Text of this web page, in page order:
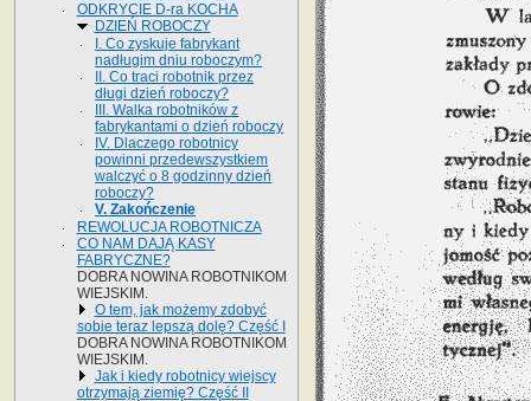
ODKRYCIE D-ra KOCHA
DZIEŃ ROBOCZY
I. Co zyskuje fabrykant
nadługim dniu roboczym?
II. Co traci robotnik przez
długi dzień roboczy?
III. Walka robotników z
fabrykantami o dzień roboczy
IV. Dlaczego robotnicy
powinni przedewszystkiem
walczyć o 8 godzinny dzień
roboczy?
V. Zakończenie
REWOLUCJA ROBOTNICZA
CO NAM DAJĄ KASY
FABRYCZNE?
DOBRA NOWINA ROBOTNIKOM
WIEJSKIM.
O tem, jak możemy zdobyć
sobie teraz lepszą dolę? Część I
DOBRA NOWINA ROBOTNIKOM
WIEJSKIM.
Jak i kiedy robotnicy wiejscy
otrzymają ziemię? Część II